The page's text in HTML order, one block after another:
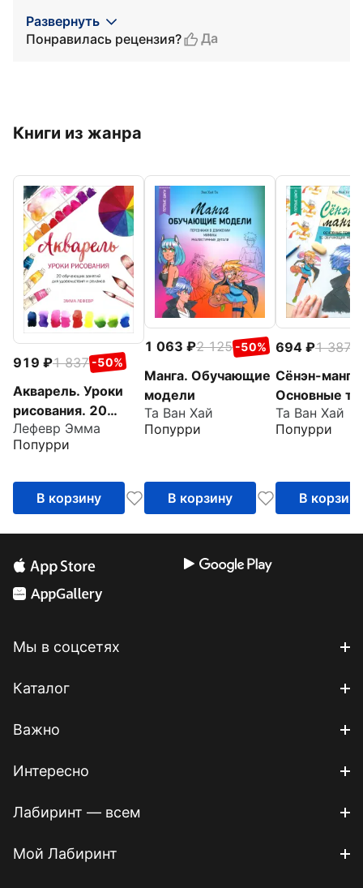
Развернуть
Понравилась рецензия?
Да
Книги из жанра
919 1 837 -50%
Акварель. Уроки
рисования. 20
обучающих занятий
для удовольствия и
Лефевр Эмма
Попурри
В корзину
1 063 2 125 -50%
Манга. Обучающие
модели
Та Ван Хай
Попурри
В корзину
694 1 387
Сёнэн-манга.
Основные
Та Ван Хай
Попурри
В корзину
Мы в соцсетях
Каталог
Важно
Интересно
Лабиринт — всем
Мой Лабиринт